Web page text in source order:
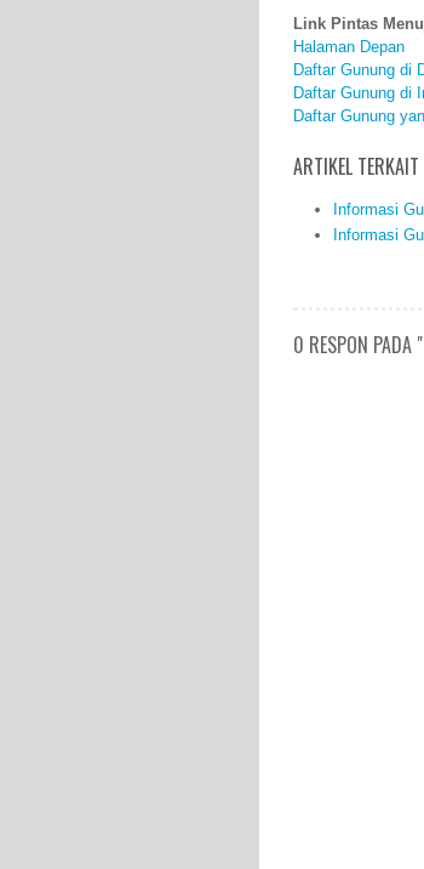
Link Pintas
Halaman Depan
Daftar Gunung di
Daftar Gunung di
Daftar Gunung
ARTIKEL
Informasi
Informasi
0 RESPON PADA